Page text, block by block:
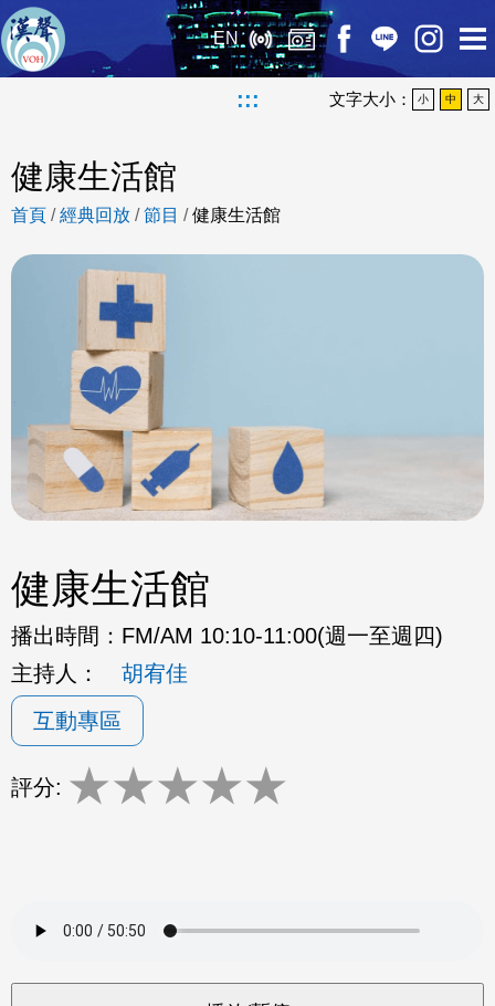
EN
::: 文字大小： 小 中 大
健康生活館
首頁 /經典回放 /節目 /健康生活館
健康生活館
播出時間： FM/AM 10:10-11:00(週一至週四)
主持人：
胡宥佳
互動專區
評分: ★★★★★